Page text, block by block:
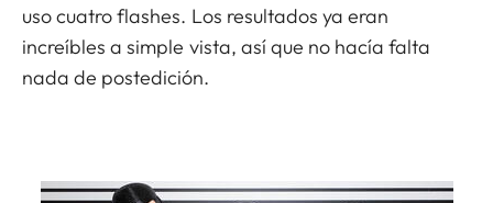
uso cuatro flashes. Los resultados ya eran
increíbles a simple vista, así que no hacía falta
nada de postedición.